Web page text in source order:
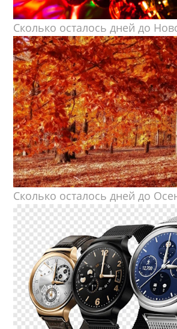
Сколько осталось дней до
Сколько осталось дней до